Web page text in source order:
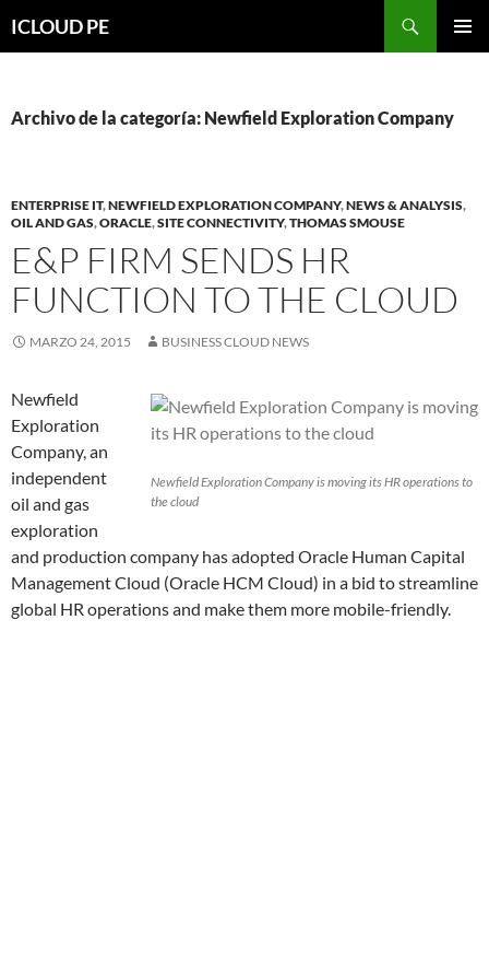
hacia
ICLOUD PE
Archivo de la categoría: Newfield Exploration Company
ENTERPRISE IT,NEWFIELD EXPLORATION COMPANY,NEWS & ANALYSIS,
OIL AND GAS,ORACLE,SITE CONNECTIVITY,THOMAS SMOUSE
E&P FIRM SENDS HR
FUNCTION TO THE CLOUD
MARZO 24, 2015 BUSINESS CLOUD NEWS
Newfield Exploration Company is moving its HR operations to
the cloud
Newfield
Exploration
Company, an
independent
oil and gas
exploration
and production company has adopted Oracle Human Capital
Management Cloud (Oracle HCM Cloud) in a bid to streamline
global HR operations and make them more mobile-friendly.